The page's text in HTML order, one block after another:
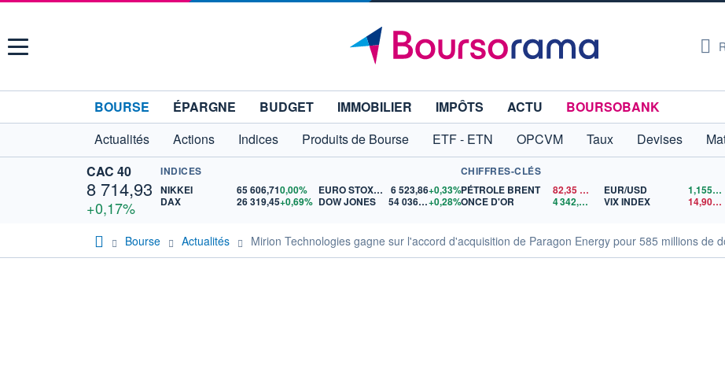
Menu
BOURSE ÉPARGNE BUDGET IMMOBILIER IMPÔTS ACTU
BOURSOBANK
Actualités
Actions Indices Produits de Bourse ETF - ETN OPCVM Taux Devises
CAC 40
8 714,93
+0,17%
INDICES
NIKKEI
65 606,710,00%
DAX
26 319,45+0,69%
EURO STOXX 50 6 523,86+0,33%
DOW JONES
54 036,93+0,28%
CHIFFRES-CLÉS
PÉTROLE BRENT
82,35
ONCE D'OR
4 342,26 $US
EUR/USD 1,1559
VIX INDEX
14,90
Bourse Actualités Mirion Technologies gagne sur l'accord d'acquisition de Paragon Energy pour 585 millions de